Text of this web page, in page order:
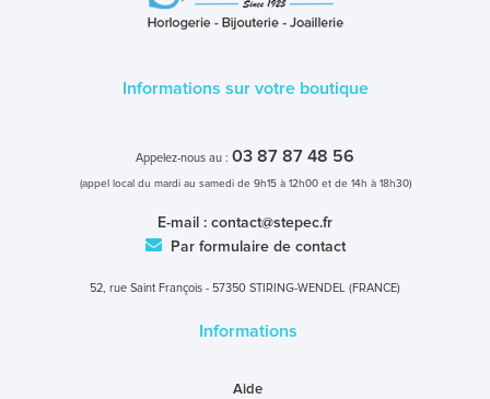
Informations sur votre boutique
Appelez-nous au : 03 87 87 48 56
(appel local du mardi au samedi de 9h15 à 12h00 et de 14h à 18h30)
E-mail : contact@stepec.fr
Par formulaire de contact
52, rue Saint François - 57350 STIRING-WENDEL (FRANCE)
Informations
Aide